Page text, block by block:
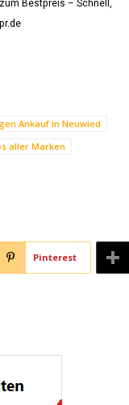
Bestpreis – Schnell,
Ankauf in Neuwied
aller Marken
Pinterest